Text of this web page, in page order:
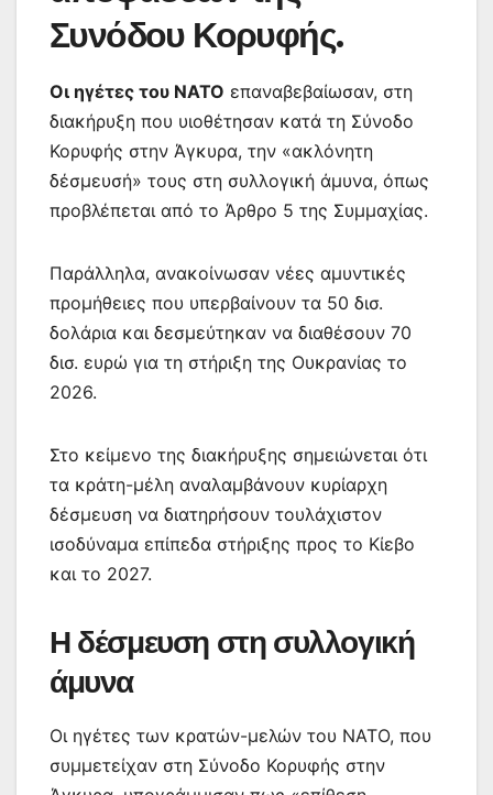
Συνόδου Κορυφής.
Οι ηγέτες του ΝΑΤΟ επαναβεβαίωσαν, στη
διακήρυξη που υιοθέτησαν κατά τη Σύνοδο
Κορυφής στην Άγκυρα, την «ακλόνητη
δέσμευσή» τους στη συλλογική άμυνα, όπως
προβλέπεται από το Άρθρο 5 της Συμμαχίας.
Παράλληλα, ανακοίνωσαν νέες αμυντικές
προμήθειες που υπερβαίνουν τα 50 δισ.
δολάρια και δεσμεύτηκαν να διαθέσουν 70
δισ. ευρώ για τη στήριξη της Ουκρανίας το
2026.
Στο κείμενο της διακήρυξης σημειώνεται ότι
τα κράτη-μέλη αναλαμβάνουν κυρίαρχη
δέσμευση να διατηρήσουν τουλάχιστον
ισοδύναμα επίπεδα στήριξης προς το Κίεβο
και το 2027.
Η δέσμευση στη συλλογική
άμυνα
Οι ηγέτες των κρατών-μελών του ΝΑΤΟ, που
συμμετείχαν στη Σύνοδο Κορυφής στην